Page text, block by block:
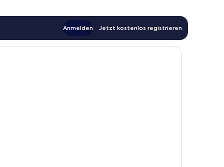
Anmelden Jetzt kostenlos registrieren